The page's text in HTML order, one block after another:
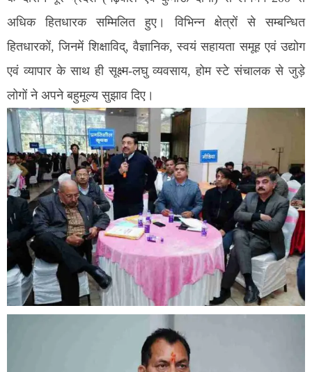
अधिक हितधारक सम्मिलित हुए। विभिन्न क्षेत्रों से सम्बन्धित
हितधारकों, जिनमें शिक्षाविद्, वैज्ञानिक, स्वयं सहायता समूह एवं उद्योग
एवं व्यापार के साथ ही सूक्ष्म-लघु व्यवसाय, होम स्टे संचालक से जुड़े
लोगों ने अपने बहुमूल्य सुझाव दिए।